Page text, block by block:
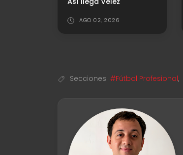
AGO 02, 2026
Secciones: #Fútbol Profesional,